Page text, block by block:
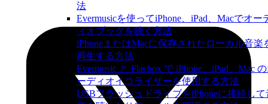
法
Evermusicを使ってiPhone、iPad、Macでオー
ィオブックを聴く方法
iPhoneまたはMacに保存されたローカル音楽
再生する方法
Evermusic と Flacbox で iPhone、iPad、Mac
ーディオイコライザーを使用する方法
USBフラッシュドライブをiPhoneに接続して